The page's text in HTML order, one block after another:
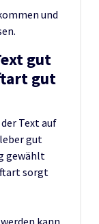
und
gut
gut
Text auf
gut
gewählt
sorgt
kann.